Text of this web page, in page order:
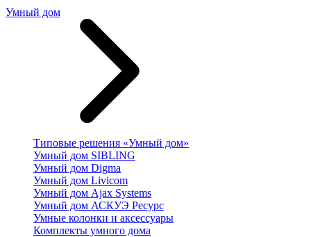
Умный дом
Типовые решения «Умный дом»
Умный дом SIBLING
Умный дом Digma
Умный дом Livicom
Умный дом Ajax Systems
Умный дом АСКУЭ Ресурс
Умные колонки и аксессуары
Комплекты умного дома